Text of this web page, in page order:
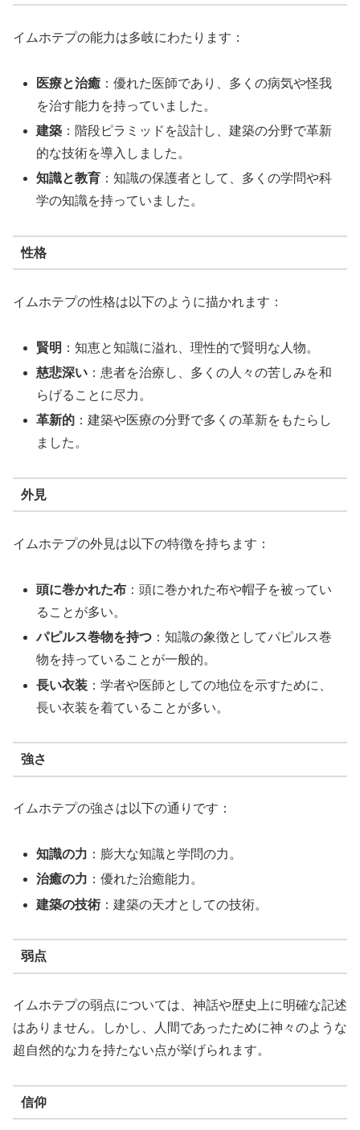
イムホテプの能力は多岐にわたります：
医療と治癒 ：優れた医師であり、多くの病気や怪我
を治す能力を持っていました。
建築 ：階段ピラミッドを設計し、建築の分野で革新
的な技術を導入しました。
知識と教育 ：知識の保護者として、多くの学問や科
学の知識を持っていました。
性格
イムホテプの性格は以下のように描かれます：
賢明 ：知恵と知識に溢れ、理性的で賢明な人物。
慈悲深い ：患者を治療し、多くの人々の苦しみを和
らげることに尽力。
革新的 ：建築や医療の分野で多くの革新をもたらし
ました。
外見
イムホテプの外見は以下の特徴を持ちます：
頭に巻かれた布 ：頭に巻かれた布や帽子を被ってい
ることが多い。
パピルス巻物を持つ ：知識の象徴としてパピルス巻
物を持っていることが一般的。
長い衣装 ：学者や医師としての地位を示すために、
長い衣装を着ていることが多い。
強さ
イムホテプの強さは以下の通りです：
知識の力 ：膨大な知識と学問の力。
治癒の力 ：優れた治癒能力。
建築の技術 ：建築の天才としての技術。
弱点
イムホテプの弱点については、神話や歴史上に明確な記述
はありません。しかし、人間であったために神々のような
超自然的な力を持たない点が挙げられます。
信仰